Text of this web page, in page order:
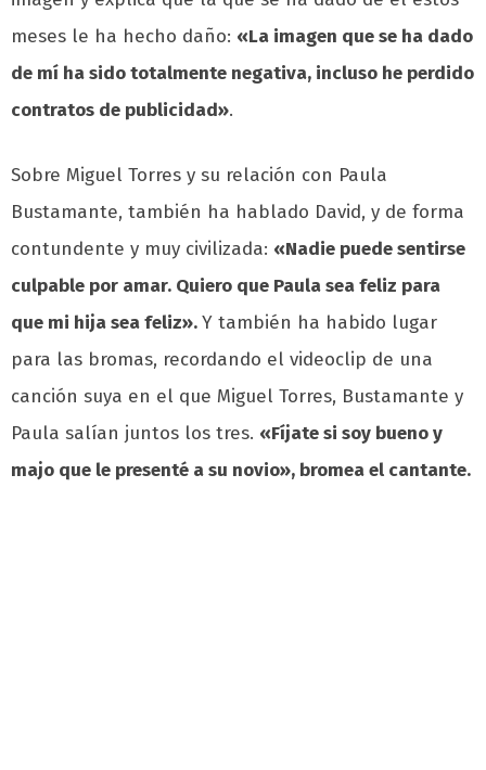
meses le ha hecho daño: «La imagen que se ha dado
de mí ha sido totalmente negativa, incluso he perdido
contratos de publicidad».
Sobre Miguel Torres y su relación con Paula
Bustamante, también ha hablado David, y de forma
contundente y muy civilizada: «Nadie puede sentirse
culpable por amar. Quiero que Paula sea feliz para
que mi hija sea feliz».Y también ha habido lugar
para las bromas, recordando el videoclip de una
canción suya en el que Miguel Torres, Bustamante y
Paula salían juntos los tres. «Fíjate si soy bueno y
majo que le presenté a su novio», bromea el cantante.